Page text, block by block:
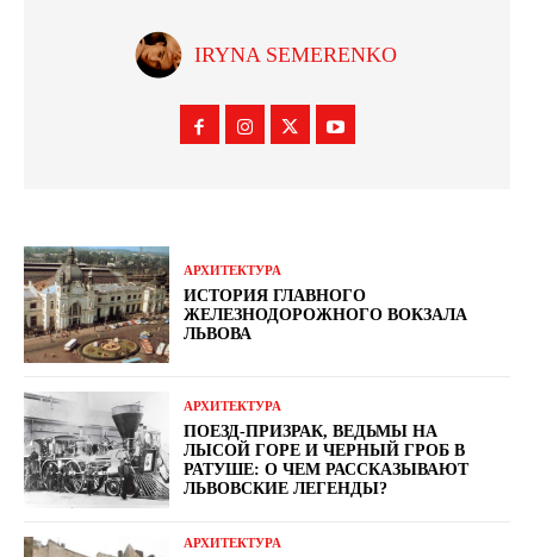
IRYNA SEMERENKO
АРХИТЕКТУРА
ИСТОРИЯ ГЛАВНОГО
ЖЕЛЕЗНОДОРОЖНОГО ВОКЗАЛА
ЛЬВОВА
АРХИТЕКТУРА
ПОЕЗД-ПРИЗРАК, ВЕДЬМЫ НА
ЛЫСОЙ ГОРЕ И ЧЕРНЫЙ ГРОБ В
РАТУШЕ: О ЧЕМ РАССКАЗЫВАЮТ
ЛЬВОВСКИЕ ЛЕГЕНДЫ?
АРХИТЕКТУРА